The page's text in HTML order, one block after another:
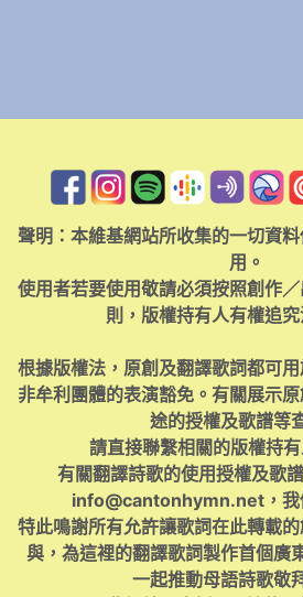
聲明：本維基網站所收集的一切資
用。
使用者若要使用敬請必須按照創作
則，版權持有人有權追究
根據版權法，原創及翻譯歌詞都可
非牟利團體的表演豁免。有關展示
途的授權及歌譜等
請直接聯繫相關的版權持
有關翻譯詩歌的使用授權及歌
info@cantonhymn.net，我
特此鳴謝所有允許讓歌詞在此轉載
與，為這裡的翻譯歌詞製作首個廣
一起推動母語詩歌敬